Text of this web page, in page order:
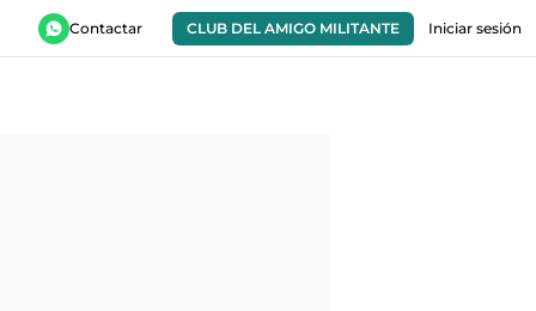
Contactar CLUB DEL AMIGO MILITANTE Iniciar sesión